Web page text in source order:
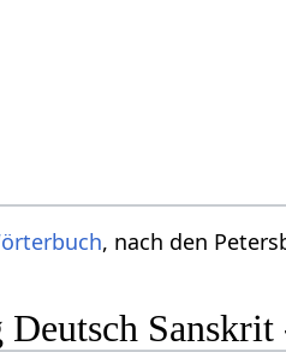
, nach den
Deutsch